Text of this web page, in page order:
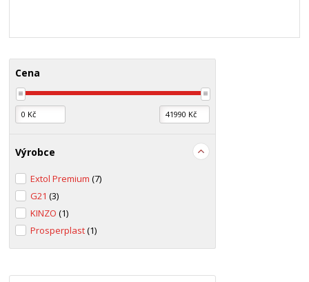
Cena
Výrobce
Extol Premium(7)
G21(3)
KINZO(1)
Prosperplast(1)